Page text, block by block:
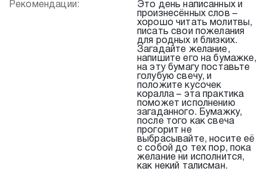
Рекомендации:
Это день написанных и
произнесённых слов –
хорошо читать молитвы,
писать свои пожелания
для родных и близких.
Загадайте желание,
напишите его на бумажке,
на эту бумагу поставьте
голубую свечу, и
положите кусочек
коралла – эта практика
поможет исполнению
загаданного. Бумажку,
после того как свеча
прогорит не
выбрасывайте, носите её
с собой до тех пор, пока
желание ни исполнится,
как некий талисман.